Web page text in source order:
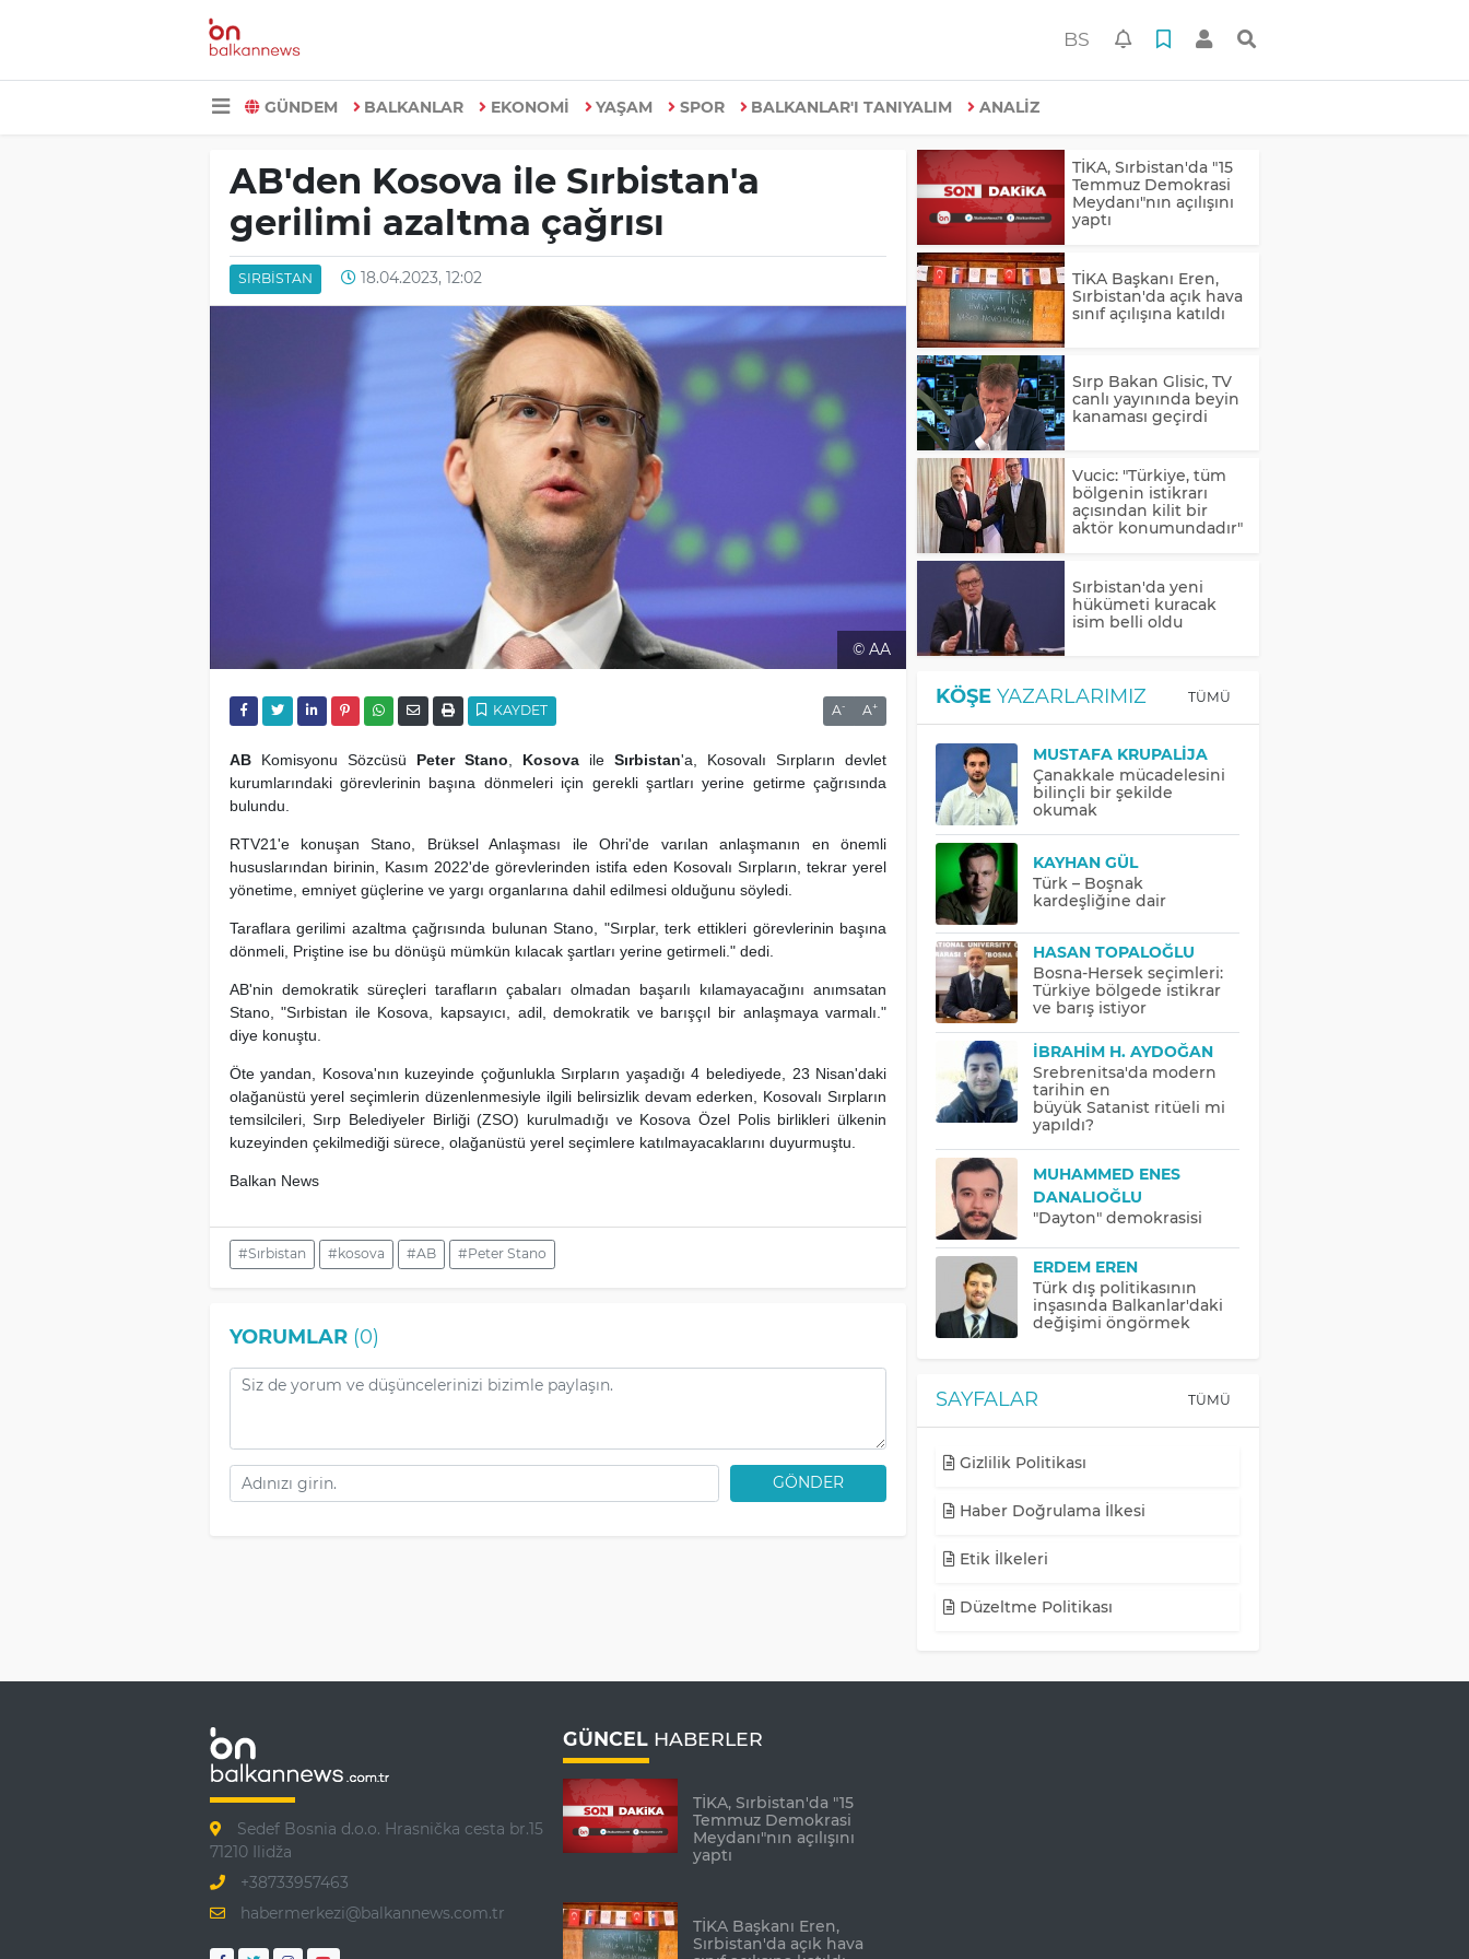
BS
GÜNDEM BALKANLAR EKONOMİ YAŞAM SPOR BALKANLAR'I TANIYALIM ANALİZ
AB'den Kosova ile Sırbistan'a
gerilimi azaltma çağrısı
SIRBISTAN 18.04.2023, 12:02
© AA
KAYDET A- A+
ABKomisyonu Sözcüsü Peter Stano Kosovaile Sırbistan'a, Kosovalı Sırpların devlet
kurumlarındaki görevlerinin başına dönmeleri için gerekli şartları yerine getirme çağrısında
bulundu.
RTV21'e konuşan Stano, Brüksel Anlaşması ile Ohri'de varılan anlaşmanın en önemli
hususlarından birinin, Kasım 2022'de görevlerinden istifa eden Kosovalı Sırpların, tekrar yerel
yönetime, emniyet güçlerine ve yargı organlarına dahil edilmesi olduğunu söyledi.
Taraflara gerilimi azaltma çağrısında bulunan Stano, "Sırplar, terk ettikleri görevlerinin başına
dönmeli, Priştine ise bu dönüşü mümkün kılacak şartları yerine getirmeli." dedi.
AB'nin demokratik süreçleri tarafların çabaları olmadan başarılı kılamayacağını anımsatan
Stano, "Sırbistan ile Kosova, kapsayıcı, adil, demokratik ve barışçıl bir anlaşmaya varmalı."
diye konuştu.
Öte yandan, Kosova'nın kuzeyinde çoğunlukla Sırpların yaşadığı 4 belediyede, 23 Nisan'daki
olağanüstü yerel seçimlerin düzenlenmesiyle ilgili belirsizlik devam ederken, Kosovalı Sırpların
temsilcileri, Sırp Belediyeler Birliği (ZSO) kurulmadığı ve Kosova Özel Polis birlikleri ülkenin
kuzeyinden çekilmediği sürece, olağanüstü yerel seçimlere katılmayacaklarını duyurmuştu.
Balkan News
#Sırbistan #kosova #AB #Peter Stano
YORUMLAR(0)
GÖNDER
TİKA, Sırbistan'da "15
Temmuz Demokrasi
Meydanı"nın açılışını
yaptı
TİKA Başkanı Eren,
Sırbistan'da açık hava
sınıf açılışına katıldı
Sırp Bakan Glisic, TV
canlı yayınında beyin
kanaması geçirdi
Vucic: "Türkiye, tüm
bölgenin istikrarı
açısından kilit bir
aktör konumundadır"
Sırbistan'da yeni
hükümeti kuracak
isim belli oldu
KÖŞE YAZARLARIMIZ TÜMÜ
MUSTAFA KRUPALIJA
Çanakkale mücadelesini
bilinçli bir şekilde
okumak
KAYHAN GÜL
Türk – Boşnak
kardeşliğine dair
HASAN TOPALOĞLU
Bosna-Hersek seçimleri:
Türkiye bölgede istikrar
ve barış istiyor
İBRAHIM H. AYDOĞAN
Srebrenitsa'da modern
tarihin en
büyük Satanist ritüeli mi
yapıldı?
MUHAMMED ENES
DANALIOĞLU
"Dayton" demokrasisi
ERDEM EREN
Türk dış politikasının
inşasında Balkanlar'daki
değişimi öngörmek
SAYFALAR TÜMÜ
Gizlilik Politikası
Haber Doğrulama İlkesi
Etik İlkeleri
Düzeltme Politikası
Sedef Bosnia d.o.o. Hrasnička cesta br.15
71210 Ilidža
+38733957463
habermerkezi@balkannews.com.tr
GÜNCEL HABERLER
TİKA, Sırbistan'da "15
Temmuz Demokrasi
Meydanı"nın açılışını
yaptı
TİKA Başkanı Eren,
Sırbistan'da açık hava